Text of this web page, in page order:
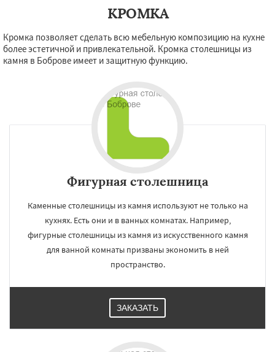
КРОМКА
Кромка позволяет сделать всю мебельную композицию на кухне
более эстетичной и привлекательной. Кромка столешницы из
камня в Боброве имеет и защитную функцию.
Фигурная столешница
Каменные столешницы из камня используют не только на
кухнях. Есть они и в ванных комнатах. Например,
фигурные столешницы из камня из искусственного камня
для ванной комнаты призваны экономить в ней
пространство.
ЗАКАЗАТЬ